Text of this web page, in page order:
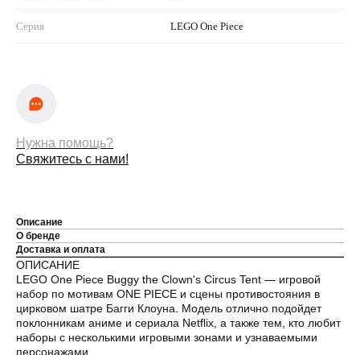
Серия LEGO One Piece
Нужна помощь?
Свяжитесь с нами!
Описание
О бренде
Доставка и оплата
ОПИСАНИЕ
LEGO One Piece Buggy the Clown's Circus Tent — игровой
набор по мотивам ONE PIECE и сцены противостояния в
цирковом шатре Багги Клоуна. Модель отлично подойдет
поклонникам аниме и сериала Netflix, а также тем, кто любит
наборы с несколькими игровыми зонами и узнаваемыми
персонажами.